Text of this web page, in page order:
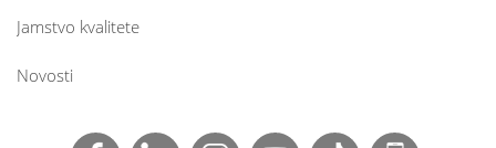
Jamstvo kvalitete
Novosti